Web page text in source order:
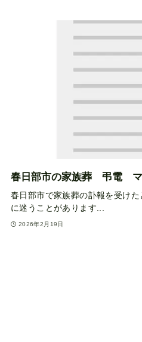
春日部市の家族葬 弔電
春日部市で家族葬の訃報を受け
に迷うことがあります...
2026年2月19日